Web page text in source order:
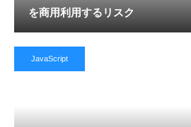
を商用利用するリスク
JavaScript